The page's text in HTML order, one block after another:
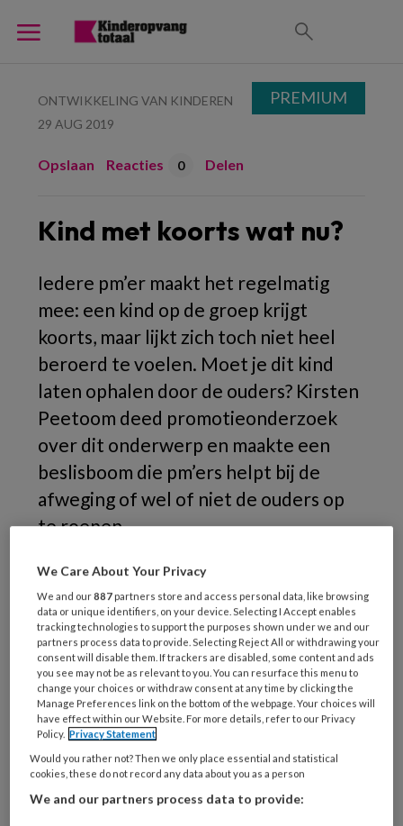
ONTWIKKELING VAN KINDEREN
29 AUG 2019
Opslaan Reacties 0 Delen
Kind met koorts wat nu?
Iedere pm’er maakt het regelmatig
mee: een kind op de groep krijgt
koorts, maar lijkt zich toch niet heel
beroerd te voelen. Moet je dit kind
laten ophalen door de ouders? Kirsten
Peetoom deed promotieonderzoek
over dit onderwerp en maakte een
beslisboom die pm’ers helpt bij de
afweging of wel of niet de ouders op
te roepen.
Kirsten
REGISTREREN
Wil je dit artikel lezen?
Maak gratis een account aan en lees 2
artikelen gratis per maand
PREMIUM
We Care About Your Privacy
We and our887 partners store and access personal data, like browsing
data or unique identifiers, on your device. Selecting I Accept enables
tracking technologies to support the purposes shown under we and our
partners process data to provide. Selecting Reject All or withdrawing your
consent will disable them. If trackers are disabled, some content and ads
you see may not be as relevant to you. You can resurface this menu to
change your choices or withdraw consent at any time by clicking the
Manage Preferences link on the bottom of the webpage. Your choices will
have effect within our Website. For more details, refer to our Privacy
Policy. Privacy Statement
Would you rather not? Then we only place essential and statistical
cookies, these do not record any data about you as a person
We and our partners process data to provide: